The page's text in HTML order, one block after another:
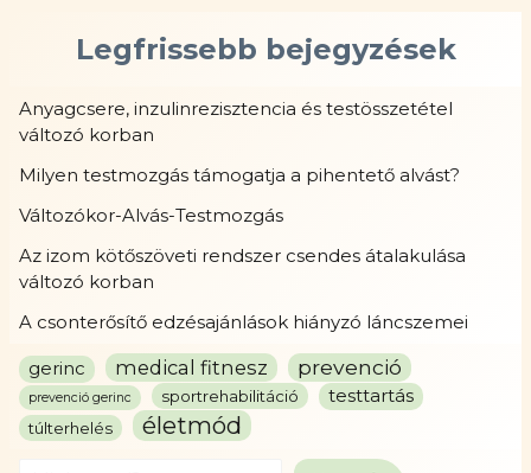
Legfrissebb bejegyzések
Anyagcsere, inzulinrezisztencia és testösszetétel
változó korban
Milyen testmozgás támogatja a pihentető alvást?
Változókor-Alvás-Testmozgás
Az izom kötőszöveti rendszer csendes átalakulása
változó korban
A csonterősítő edzésajánlások hiányzó láncszemei
gerinc medical fitnesz prevenció
prevenció gerinc sportrehabilitáció testtartás
túlterhelés életmód